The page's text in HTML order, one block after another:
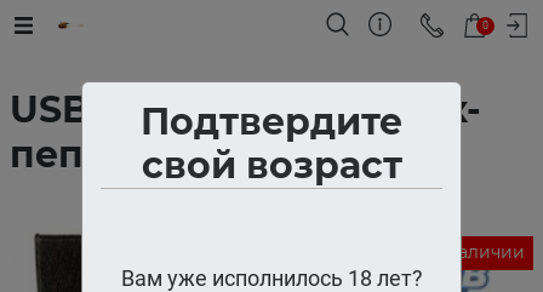
Подтвердите
свой возраст
Вам уже исполнилось 18 лет?
0
USB-зажигалка брелок-
пепельница Honest
Нет в наличии